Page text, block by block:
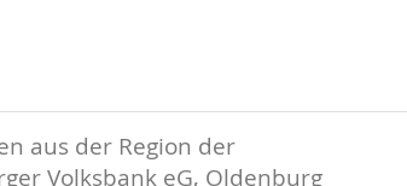
aus der Region der
Volksbank eG, Oldenburg